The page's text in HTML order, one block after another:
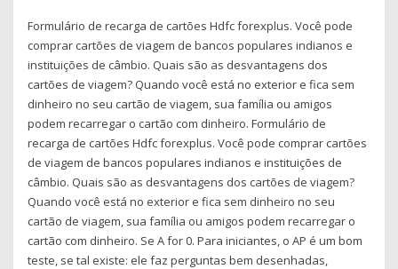
Formulário de recarga de cartões Hdfc forexplus. Você pode
comprar cartões de viagem de bancos populares indianos e
instituições de câmbio. Quais são as desvantagens dos
cartões de viagem? Quando você está no exterior e fica sem
dinheiro no seu cartão de viagem, sua família ou amigos
podem recarregar o cartão com dinheiro. Formulário de
recarga de cartões Hdfc forexplus. Você pode comprar cartões
de viagem de bancos populares indianos e instituições de
câmbio. Quais são as desvantagens dos cartões de viagem?
Quando você está no exterior e fica sem dinheiro no seu
cartão de viagem, sua família ou amigos podem recarregar o
cartão com dinheiro. Se A for 0. Para iniciantes, o AP é um bom
teste, se tal existe: ele faz perguntas bem desenhadas,